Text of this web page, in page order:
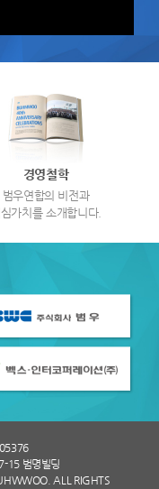
경영철학
범우연합의 비전과
가치를 소개합니다.
15 범명빌딩
ALL RIGHTS